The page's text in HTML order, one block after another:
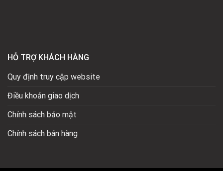
HỖ TRỢ KHÁCH HÀNG
Quy định truy cập website
Điều khoản giao dịch
Chính sách bảo mật
Chính sách bán hàng